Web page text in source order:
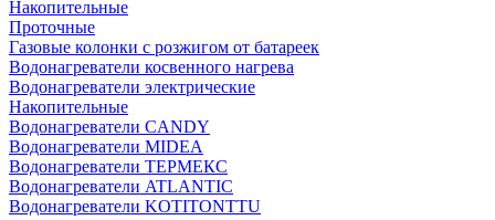
Накопительные
Проточные
Газовые колонки с розжигом от батареек
Водонагреватели косвенного нагрева
Водонагреватели электрические
Накопительные
Водонагреватели CANDY
Водонагреватели MIDEA
Водонагреватели ТЕРМЕКС
Водонагреватели ATLANTIC
Водонагреватели KOTITONTTU